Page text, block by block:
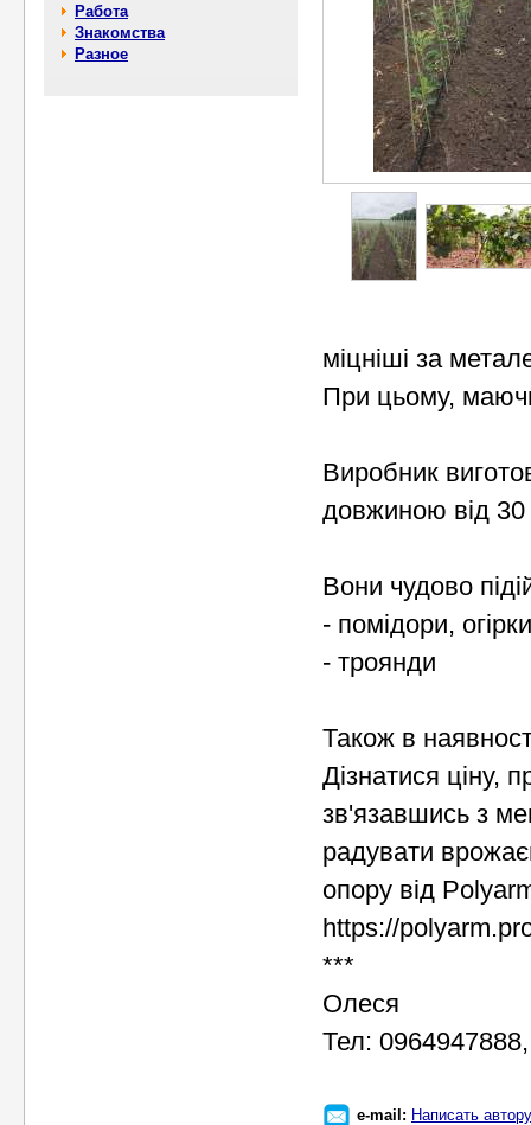
Работа
Знакомства
Разное
міцніші за
При цьому,
Виробник
довжиною від
Вони чудово
- помідори,
- троянди
Також в
Дізнатися ціну,
зв'язавшись з
радувати
опору від
https://
***
Олеся
Тел:
e-mail: Написать автору